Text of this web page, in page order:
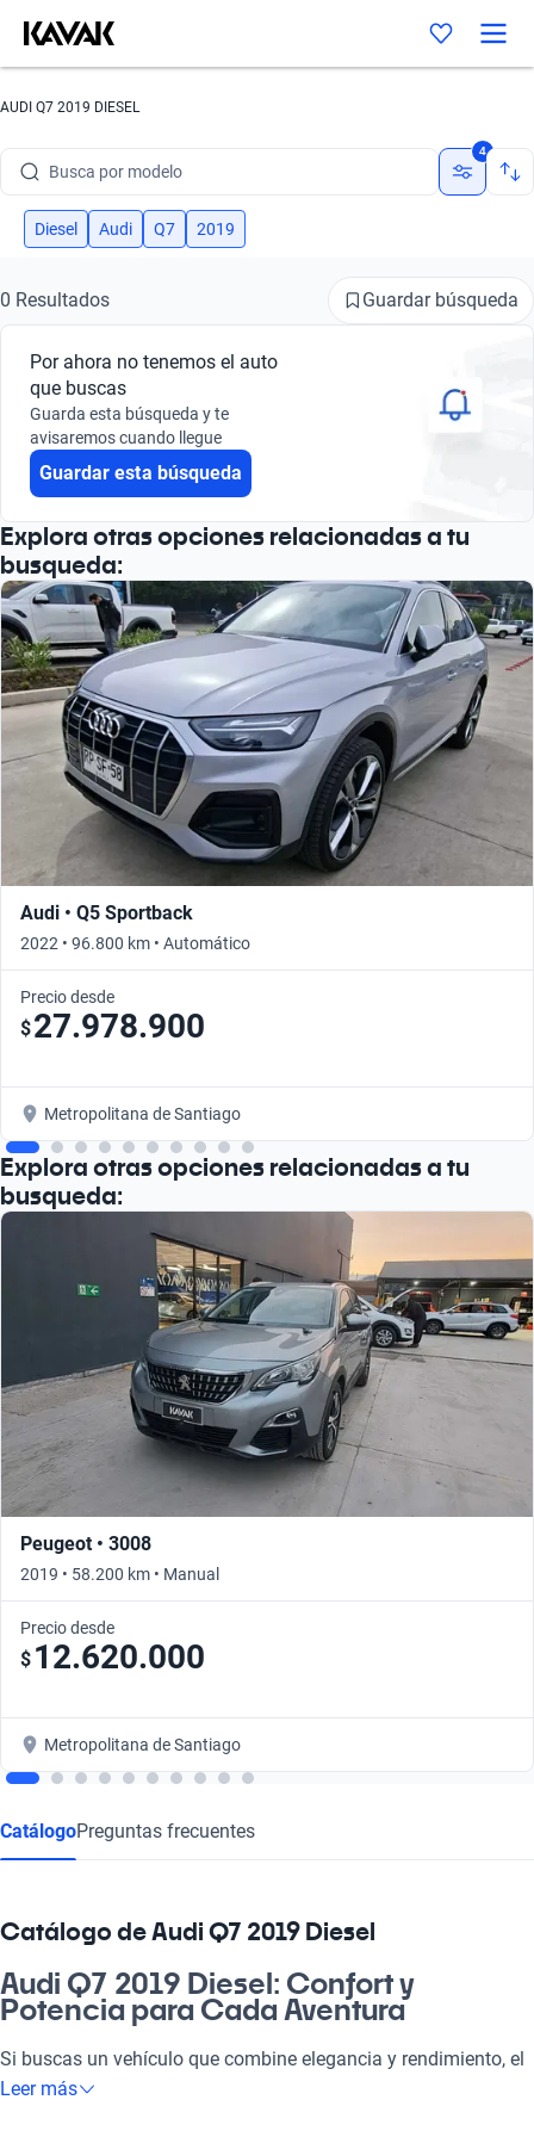
AUDI Q7 2019 DIESEL
Busca por modelo
Busca por versión
Busca por marca
Busca por modelo
Busca por versión
4
Diesel Audi Q7 2019
0 Resultados Guardar búsqueda
Por ahora no tenemos el auto
que buscas
Guarda esta búsqueda y te
avisaremos cuando llegue
Guardar esta búsqueda
Explora otras opciones relacionadas a tu
busqueda:
Audi • Q5 Sportback
2022 • 96.800 km • Automático
Precio desde
$27.978.900
Metropolitana de Santiago
Explora otras opciones relacionadas a tu
busqueda:
Peugeot • 3008
2019 • 58.200 km • Manual
Precio desde
$ 12.620.000
Metropolitana de Santiago
CatálogoPreguntas frecuentes
Catálogo de Audi Q7 2019 Diesel
Audi Q7 2019 Diesel: Confort y
Potencia para Cada Aventura
Si buscas un vehículo que combine elegancia y rendimiento, el
Audi Q7 2019 Diesel es tu mejor elección. Este SUV está
Leer más